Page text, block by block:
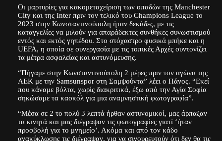
Οι μαρτυρίες για κακομεταχείριση των οπαδών της Manchester
City και της Inter πριν τον τελικό του Champions League το
2023 στην Κωνσταντινούπολη ήταν δεκάδες, με τις
καταγγελίες να μιλούν για απαράδεκτες συνθήκες συνωστισμού
εντός και εκτός γηπέδου. Στο στόχαστρο φυσικά μπήκε και η
UEFA, η οποία σε συνεργασία με τις τοπικές Αρχές συντονίζει
τα μέτρα ασφαλείας και αστυνόμευσης.
“Πήγαμε στην Κωνσταντινούπολη 2 μέρες πριν τον αγώνα της
ΑΕΚ με την Samsunspor στη Σαμψούντα” λέει ο Πάνος. “Εκεί
που κάναμε βόλτα, χωρίς διακριτικά, έξω από την Αγία Σοφία
σηκώσαμε τα κασκόλ για μια αναμνηστική φωτογραφία”.
“Μέσα σε 2 το πολύ 3 λεπτά ήρθαν αστυνομικοί, μας άρπαξαν
τα κινητά και μας διέγραψαν τις φωτογραφίες γιατί ‘ήταν
προσβολή για το μνημείο’. Ακόμα και από τον κάδο
ανακύκλωσης τις διέγραψαν, για να σιγουρευτούν ότι δεν θα τις